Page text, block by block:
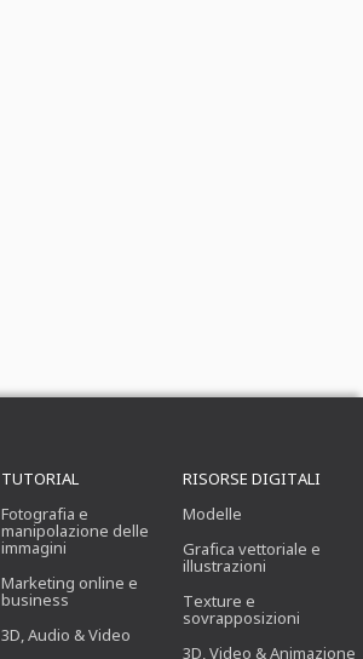
TUTORIAL
Fotografia e
manipolazione delle
immagini
Marketing online e
business
3D, Audio & Video
RISORSE DIGITALI
Modelle
Grafica vettoriale e
illustrazioni
Texture e
sovrapposizioni
3D, Video & Animazione